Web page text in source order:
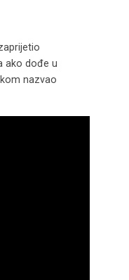
ako dođe u
nazvao